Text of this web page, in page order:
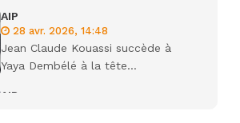
AIP
28 avr. 2026, 14:48
Jean Claude Kouassi succède à
Yaya Dembélé à la tête...
AIP